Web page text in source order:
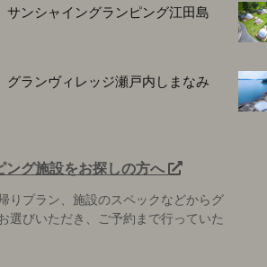
サンシャイングランピング江田島
グランヴィレッジ瀬戸内しまなみ
ング施設をお探しの方へ
りプラン、施設のスペックなどからグ
選びいただき、ご予約まで行っていた